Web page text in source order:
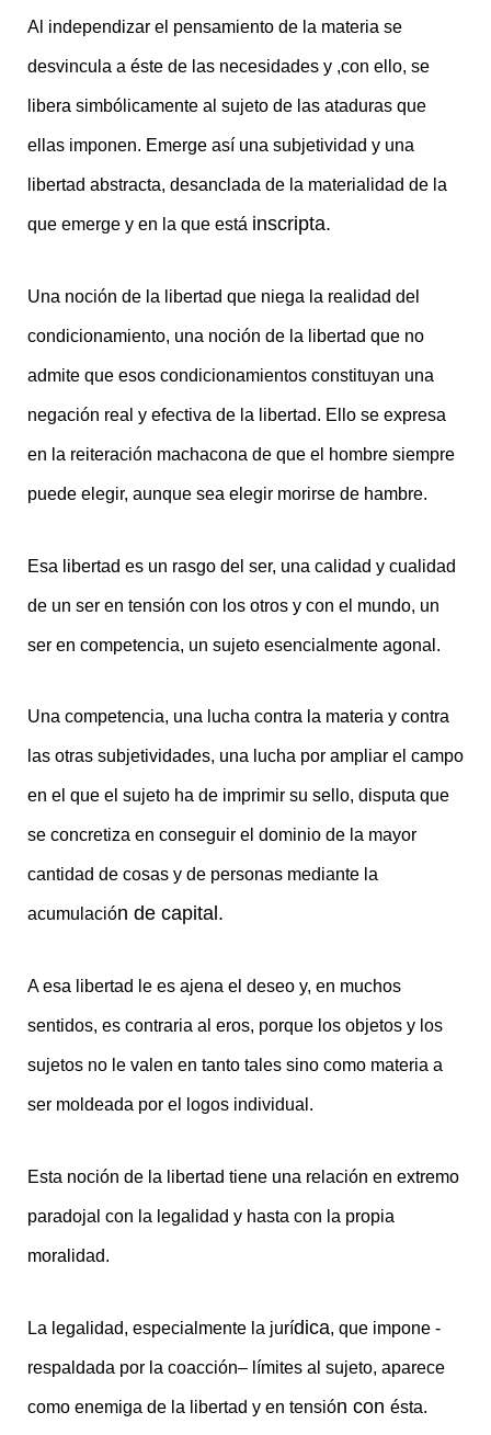
Al independizar el pensamiento de la materia se
desvincula a éste de las necesidades y ,con ello, se
libera simbólicamente al sujeto de las ataduras que
ellas imponen. Emerge así una subjetividad y una
libertad abstracta, desanclada de la materialidad de la
que emerge y en la que está inscripta.
Una noción de la libertad que niega la realidad del
condicionamiento, una noción de la libertad que no
admite que esos condicionamientos constituyan una
negación real y efectiva de la libertad. Ello se expresa
en la reiteración machacona de que el hombre siempre
puede elegir, aunque sea elegir morirse de hambre.
Esa libertad es un rasgo del ser, una calidad y cualidad
de un ser en tensión con los otros y con el mundo, un
ser en competencia, un sujeto esencialmente agonal.
Una competencia, una lucha contra la materia y contra
las otras subjetividades, una lucha por ampliar el campo
en el que el sujeto ha de imprimir su sello, disputa que
se concretiza en conseguir el dominio de la mayor
cantidad de cosas y de personas mediante la
acumulación de capital.
A esa libertad le es ajena el deseo y, en muchos
sentidos, es contraria al eros, porque los objetos y los
sujetos no le valen en tanto tales sino como materia a
ser moldeada por el logos individual.
Esta noción de la libertad tiene una relación en extremo
paradojal con la legalidad y hasta con la propia
moralidad.
La legalidad, especialmente la jurídica, que impone -
respaldada por la coacción– ímites al sujeto, aparece
como enemiga de la libertad y en tensión con ésta.